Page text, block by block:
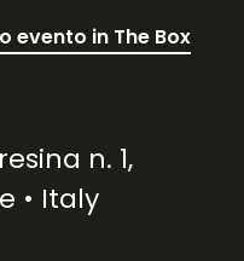
evento in The Box
n. 1,
• Italy